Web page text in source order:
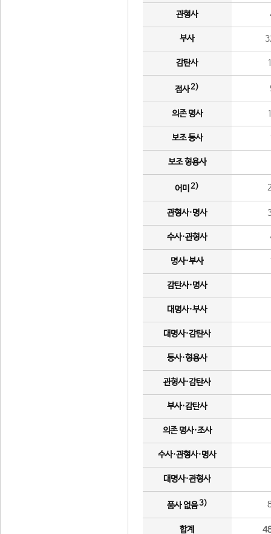
관형사
부사
감탄사
접사2)
의존 명사
보조 동사
보조 형용사
어미 2)
관형사·명사
수사·관형사
명사·부사
감탄사·명사
대명사·부사
대명사·감탄사
동사·형용사
관형사·감탄사
부사·감탄사
의존 명사·조사
수사·관형사·명사
대명사·관형사
품사 없음3)
합계